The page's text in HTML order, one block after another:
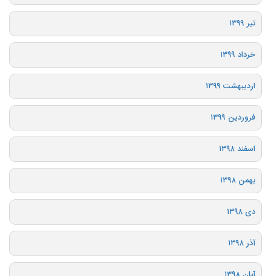
تیر ۱۳۹۹
خرداد ۱۳۹۹
اردیبهشت ۱۳۹۹
فروردین ۱۳۹۹
اسفند ۱۳۹۸
بهمن ۱۳۹۸
دی ۱۳۹۸
آذر ۱۳۹۸